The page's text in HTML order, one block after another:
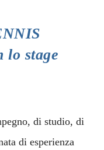
lo stage
impegno, di
Una giornata di